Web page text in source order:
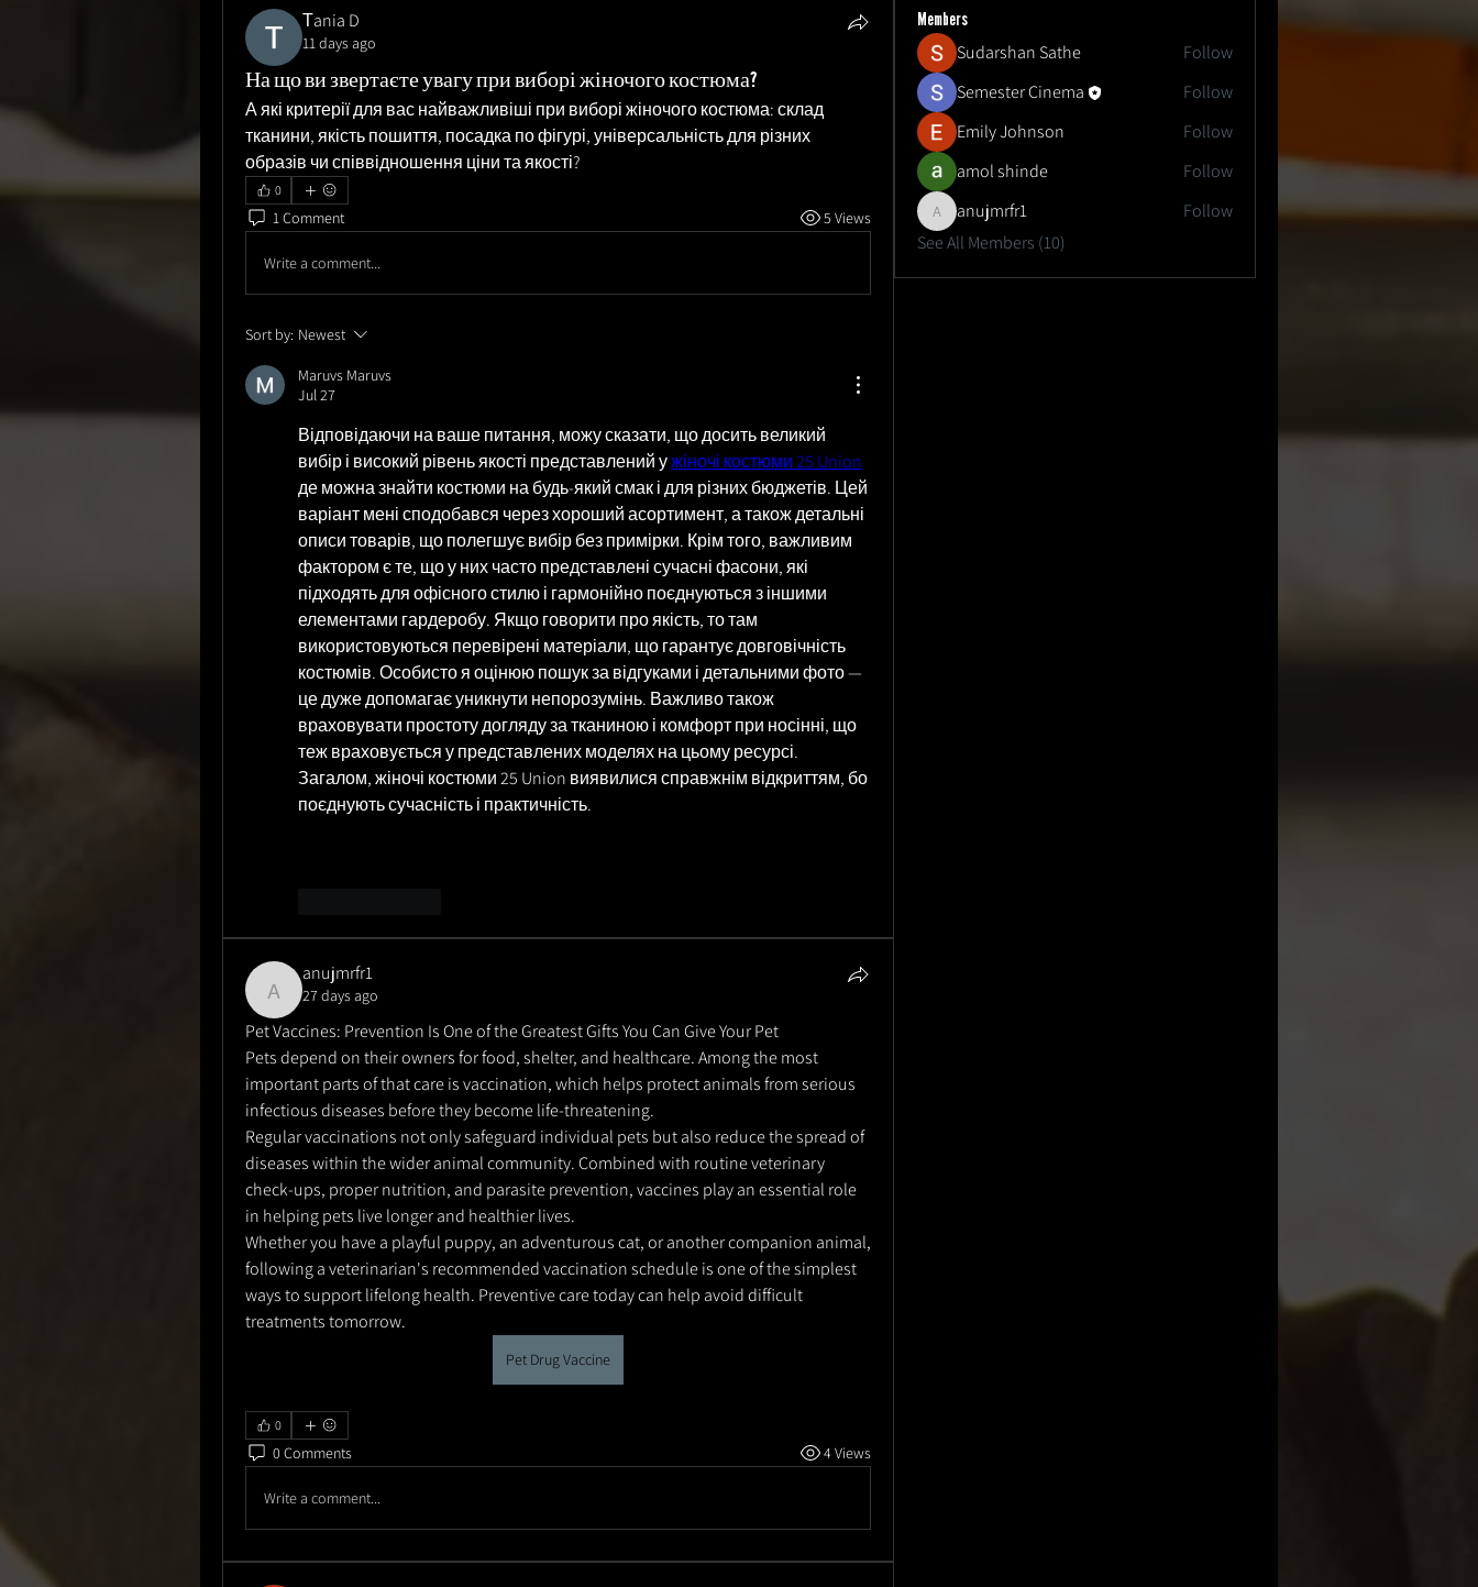
Тania D
11 days ago
На що ви звертаєте увагу при виборі жіночого костюма?
А які критерії для вас найважливіші при виборі жіночого костюма: склад
тканини, якість пошиття, посадка по фігурі, універсальність для різних
образів чи співвідношення ціни та якості?
0
1 Comment 5 Views
Write a comment...
Sort by: Newest
Maruvs Maruvs
Jul 27
Відповідаючи на ваше питання, можу сказати, що досить великий
вибір і високий рівень якості представлений у жіночі костюми 25 Union
де можна знайти костюми на будь-який смак і для різних бюджетів. Цей
варіант мені сподобався через хороший асортимент, а також детальні
описи товарів, що полегшує вибір без примірки. Крім того, важливим
фактором є те, що у них часто представлені сучасні фасони, які
підходять для офісного стилю і гармонійно поєднуються з іншими
елементами гардеробу. Якщо говорити про якість, то там
використовуються перевірені матеріали, що гарантує довговічність
костюмів. Особисто я оцінюю пошук за відгуками і детальними фото —
це дуже допомагає уникнути непорозумінь. Важливо також
враховувати простоту догляду за тканиною і комфорт при носінні, що
теж враховується у представлених моделях на цьому ресурсі.
Загалом, жіночі костюми 25 Union виявилися справжнім відкриттям, бо
поєднують сучасність і практичність.
anujmrfr1
anujmrfr1
27 days ago
Pet Vaccines: Prevention Is One of the Greatest Gifts You Can Give Your Pet
Pets depend on their owners for food, shelter, and healthcare. Among the most
important parts of that care is vaccination, which helps protect animals from serious
infectious diseases before they become life-threatening.
Regular vaccinations not only safeguard individual pets but also reduce the spread of
diseases within the wider animal community. Combined with routine veterinary
check-ups, proper nutrition, and parasite prevention, vaccines play an essential role
in helping pets live longer and healthier lives.
Whether you have a playful puppy, an adventurous cat, or another companion animal,
following a veterinarian's recommended vaccination schedule is one of the simplest
ways to support lifelong health. Preventive care today can help avoid difficult
treatments tomorrow.
Pet Drug Vaccine
0
0 Comments 4 Views
Write a comment...
Members
Sudarshan Sathe
Follow
Semester Cinema
Follow
Emily Johnson
Follow
amol shinde
Follow
anujmrfr1
anujmrfr1
Follow
See All Members (10)